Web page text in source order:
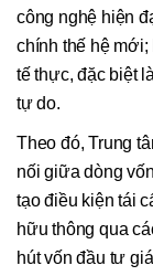
công nghệ hiện
chính thế hệ
tế thực, đặc biệt
tự do.
Theo đó, Trung
nối giữa dòng
tạo điều kiện tái
hữu thông qua
hút vốn đầu tư